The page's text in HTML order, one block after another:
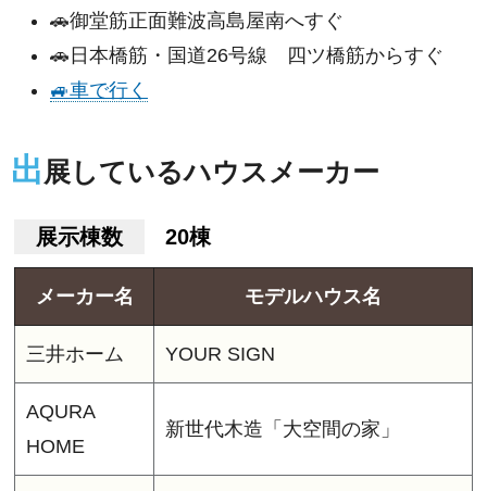
🚗御堂筋正面難波高島屋南へすぐ
🚗日本橋筋・国道26号線 四ツ橋筋からすぐ
🚙車で行く
出展しているハウスメーカー
展示棟数 20棟
メーカー名 モデルハウス名
三井ホーム YOUR SIGN
AQURA
HOME
新世代木造「大空間の家」